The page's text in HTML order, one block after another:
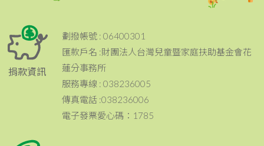
捐款資訊
劃撥帳號 : 06400301
匯款戶名 :財團法人台灣兒童暨家庭扶助基金會花
蓮分事務所
服務專線 : 038236005
傳真電話 :038236006
電子發票愛心碼：1785